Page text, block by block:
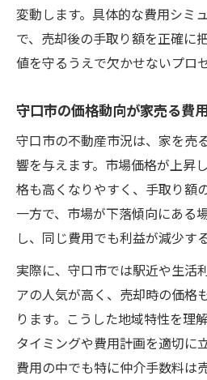
変動します。具体的な費用シミ
で、売却後の手取り額を正確に
値を守るうえで欠かせないプロセ
守口市の価格動向が家売る費
守口市の不動産市況は、家を売
響を与えます。市場価格が上昇
格も高くなりやすく、手取り額
一方で、市場が下落傾向にある
し、同じ費用でも利益が減少す
実際に、守口市では駅近や生活
アの人気が高く、売却時の価格
ります。こうした地域特性を理
タイミングや費用計画を適切に
費用の中でも特に仲介手数料は